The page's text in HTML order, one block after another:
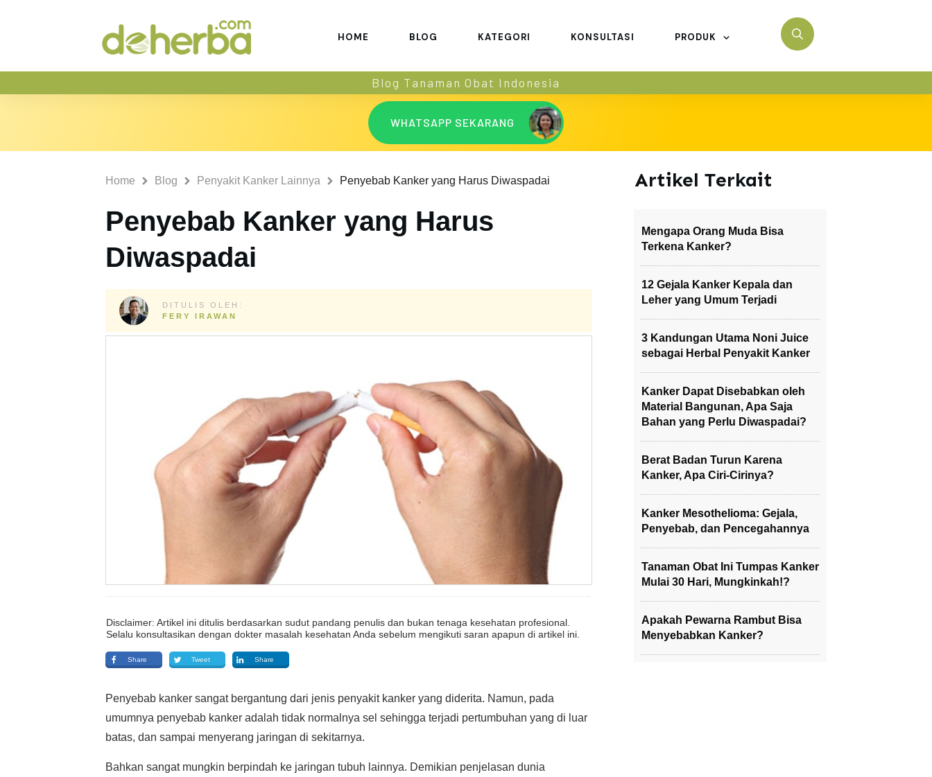
HOME BLOG KATEGORI KONSULTASI PRODUK
Blog Tanaman Obat Indonesia
WHATSAPP SEKARANG
Home Blog Penyakit Kanker Lainnya Penyebab Kanker yang Harus Diwaspadai
Penyebab Kanker yang Harus
Diwaspadai
DITULIS OLEH:
FERY IRAWAN
Disclaimer: Artikel ini ditulis berdasarkan sudut pandang penulis dan bukan tenaga kesehatan profesional.
Selalu konsultasikan dengan dokter masalah kesehatan Anda sebelum mengikuti saran apapun di artikel ini.
Share Tweet Share
Penyebab kanker sangat bergantung dari jenis penyakit kanker yang diderita. Namun, pada
umumnya penyebab kanker adalah tidak normalnya sel sehingga terjadi pertumbuhan yang di luar
batas, dan sampai menyerang jaringan di sekitarnya.
Bahkan sangat mungkin berpindah ke jaringan tubuh lainnya. Demikian penjelasan dunia
Artikel Terkait
Mengapa Orang Muda Bisa
Terkena Kanker?
12 Gejala Kanker Kepala dan
Leher yang Umum Terjadi
3 Kandungan Utama Noni Juice
sebagai Herbal Penyakit Kanker
Kanker Dapat Disebabkan oleh
Material Bangunan, Apa Saja
Bahan yang Perlu Diwaspadai?
Berat Badan Turun Karena
Kanker, Apa Ciri-Cirinya?
Kanker Mesothelioma: Gejala,
Penyebab, dan Pencegahannya
Tanaman Obat Ini Tumpas Kanker
Mulai 30 Hari, Mungkinkah!?
Apakah Pewarna Rambut Bisa
Menyebabkan Kanker?